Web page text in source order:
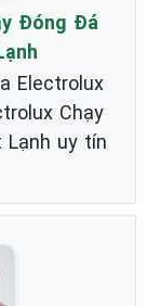
Đóng Đá
Electrolux
Chạy
uy tín